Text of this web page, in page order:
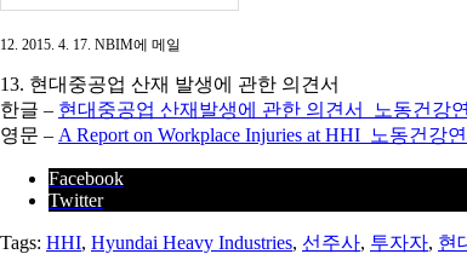
12. 2015. 4. 17. NBIM에 메일
13. 현대중공업 산재 발생에 관한 의견서
한글 – 현대중공업 산재발생에 관한 의견서_노동건강
영문 – A Report on Workplace Injuries at HHI_노동건강
Facebook
Twitter
Tags: HHI, Hyundai Heavy Industries, 선주사, 투자자, 현